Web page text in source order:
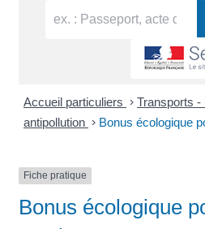
Accueil particuliers > Transports -
antipollution > Bonus écologique
Fiche pratique
Bonus écologique